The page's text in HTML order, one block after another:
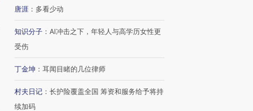
唐涯 ： 多看少动
知识分子 ： AI冲击之下，年轻人与高学历女性更
受伤
丁金坤 ： 耳闻目睹的几位律师
村夫日记 ： 长护险覆盖全国 筹资和服务给予将持
续加码